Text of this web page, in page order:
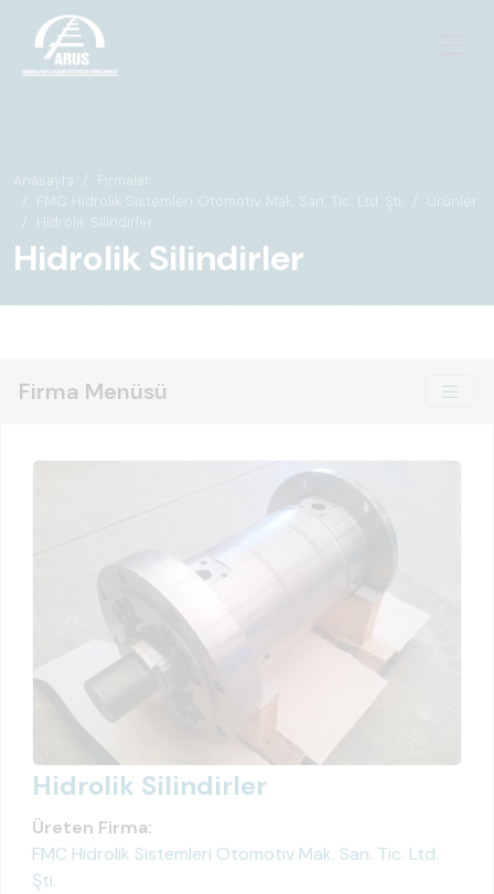
Anasayfa
Firmalar
FMC Hidrolik Sistemleri Otomotiv Mak. San. Tic. Ltd. Şti.
Ürünler
Hidrolik Silindirler
Hidrolik Silindirler
Firma Menüsü
Hidrolik Silindirler
Üreten Firma:
FMC Hidrolik Sistemleri Otomotiv Mak. San. Tic. Ltd.
Şti.